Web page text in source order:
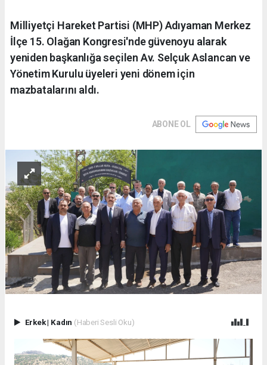
Milliyetçi Hareket Partisi (MHP) Adıyaman Merkez
İlçe 15. Olağan Kongresi'nde güvenoyu alarak
yeniden başkanlığa seçilen Av. Selçuk Aslancan ve
Yönetim Kurulu üyeleri yeni dönem için
mazbatalarını aldı.
ABONE OL
Erkek| Kadın (Haberi Sesli Oku)